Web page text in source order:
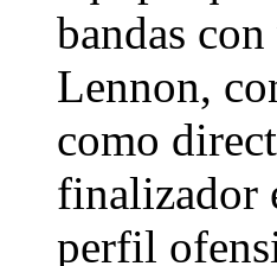
bandas
Lennon,
como
finalizador
perfil